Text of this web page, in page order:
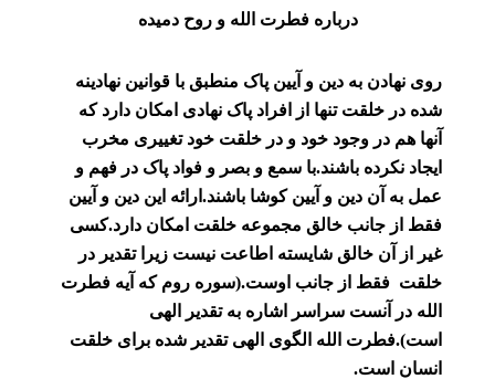
درباره فطرت الله و روح دمیده
روی نهادن به دین و آیین پاک منطبق با قوانین نهادینه
شده در خلقت تنها از افراد پاک نهادی امکان دارد که
آنها هم در وجود خود و در خلقت خود تغییری مخرب
ایجاد نکرده باشند.با سمع و بصر و فواد پاک در فهم و
عمل به آن دین و آیین کوشا باشند.ارائه این دین و آیین
فقط از جانب خالق مجموعه خلقت امکان دارد.کسی
غیر از
آن خالق شایسته اطاعت نیست زیرا تقدیر در
خلقت فقط از جانب اوست.(سوره روم که آیه فطرت
الله در آنست سراسر اشاره به تقدیر الهی
است).فطرت الله الگوی الهی تقدیر شده برای خلقت
انسان است.